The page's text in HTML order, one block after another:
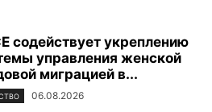
содействует укреплению
управления женской
миграцией в...
06.08.2026